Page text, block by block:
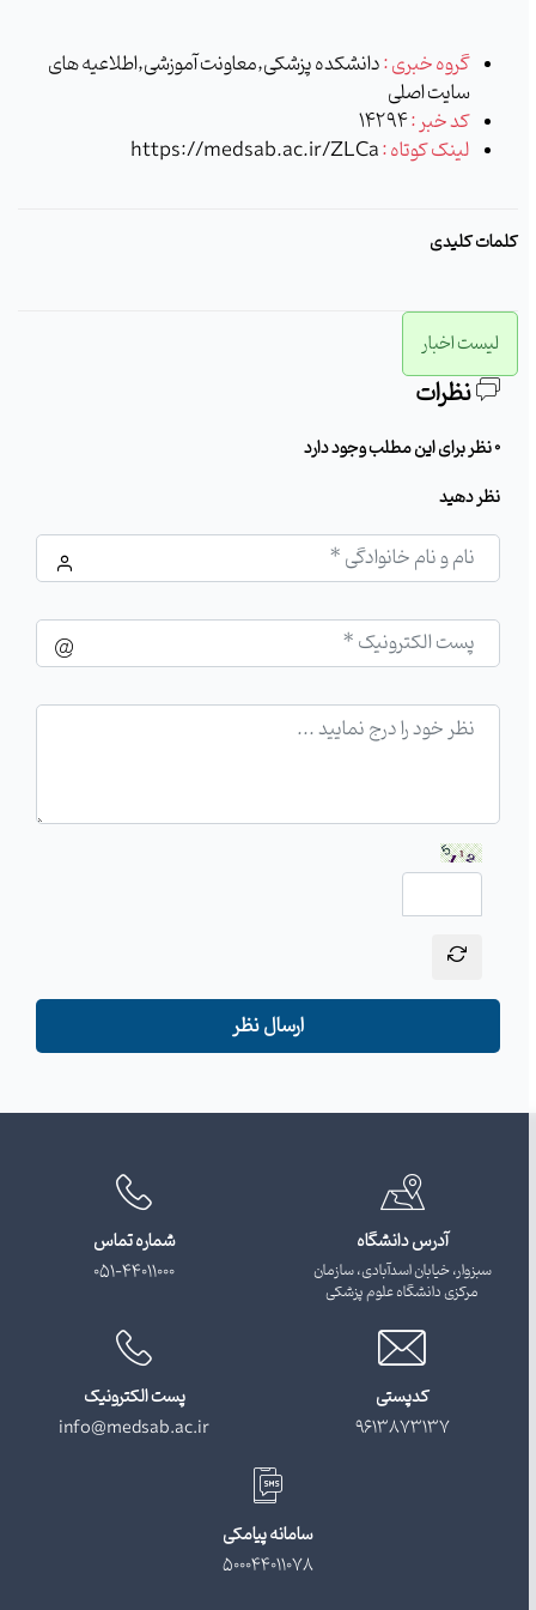
گروه خبری :دانشکده پزشکی,معاونت آموزشی,اطلاعیه های
سایت اصلی
کد خبر :14294
لینک کوتاه :https://medsab.ac.ir/ZLCa
کلیدی
لیست اخبار
نظرات
نظر دهید
ارسال نظر
آدرس دانشگاه
سبزوار، خیابان اسدآبادی، سازمان
مرکزی دانشگاه علوم پزشکی
شماره تماس
051-44011000
کدپستی
9613873137
پست الکترونیک
info@medsab.ac.ir
سامانه پیامکی
500044011078